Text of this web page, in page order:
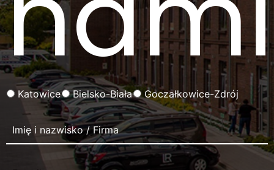
Katowice Bielsko-Biała Goczałkowice-Zdrój